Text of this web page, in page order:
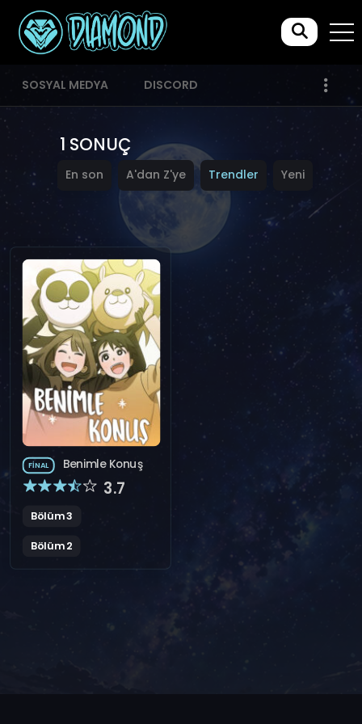
SOSYAL MEDYA DISCORD
1 SONUÇ
En son A'dan Z'ye Trendler Yeni
FINAL Benimle Konuş
3.7
Bölüm 3
Bölüm 2